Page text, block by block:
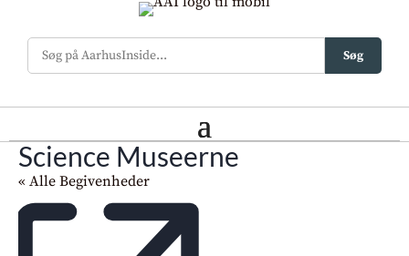
Søg
Science Museerne
« Alle Begivenheder